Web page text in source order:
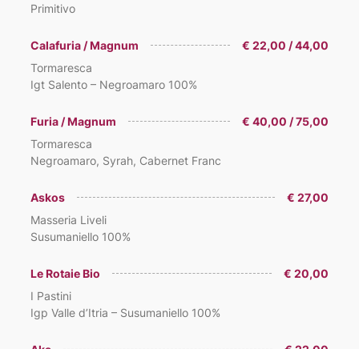
Primitivo
Calafuria / Magnum
€ 22,00 / 44,00
Tormaresca
Igt Salento – Negroamaro 100%
Furia / Magnum
€ 40,00 / 75,00
Tormaresca
Negroamaro, Syrah, Cabernet Franc
Askos
€ 27,00
Masseria Liveli
Susumaniello 100%
Le Rotaie Bio
€ 20,00
I Pastini
Igp Valle d’Itria – Susumaniello 100%